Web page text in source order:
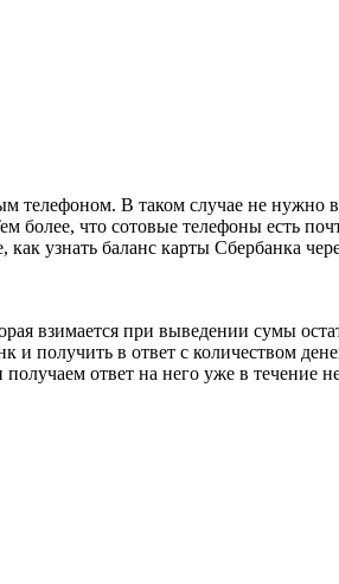
телефоном. В таком случае не нужно
что сотовые телефоны есть
как узнать баланс карты Сбербанка
взимается при выведении сумы
и получить в ответ с количеством
ответ на него уже в течение